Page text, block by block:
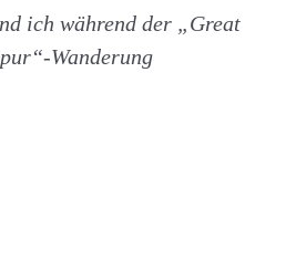
ich während der „Great
Wanderung